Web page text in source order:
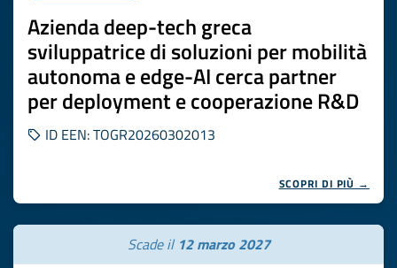
Azienda deep-tech greca
sviluppatrice di soluzioni per mobilità
autonoma e edge-AI cerca partner
per deployment e cooperazione R&D
ID EEN: TOGR20260302013
SCOPRI DI PIÙ →
Scade il 12 marzo 2027